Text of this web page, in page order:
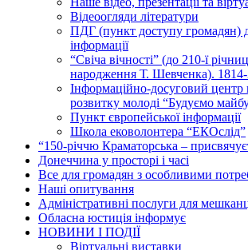
Відеоогляди літератури
ПДГ (пункт доступу громадян)
інформації
“Свіча вічності” (до 210-ї
народження Т. Шевченка).
Інформаційно-досуговий центр
розвитку молоді “Будуємо
Пункт європейської інформації
Школа ековолонтера “ЕКОслід”
“150-річчю Краматорська –
Донеччина у просторі і часі
Все для громадян з особливими
Наші опитування
Адміністративні послуги для
Обласна юстиція інформує
НОВИНИ I ПОДIЇ
Вiртуальнi виставки